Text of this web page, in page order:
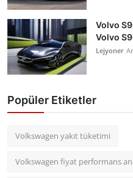
Volvo
Volvo
Lejyoner
Popüler Etiketler
Volkswagen yakıt tüketimi
Volkswagen fiyat performans